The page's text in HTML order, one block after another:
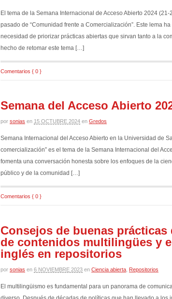
El tema de la Semana Internacional de Acceso Abierto 2024
pasado de “Comunidad frente a Comercialización”. Este lema
necesidad de priorizar prácticas abiertas que sirvan tanto a la
hecho de retomar este tema […]
Comentarios { 0 }
Semana del Acceso Abierto
por sonias en 15 OCTUBRE 2024 en Gredos
Semana Internacional del Acceso Abierto en la Universidad de
comercialización” es el tema de la Semana Internacional del
fomenta una conversación honesta sobre los enfoques de la
público y de la comunidad […]
Comentarios { 0 }
Consejos de buenas prácticas
de contenidos multilingües y
inglés en repositorios
por sonias en 6 NOVIEMBRE 2023 en Ciencia abierta Repositorios
El multilingüismo es fundamental para un panorama de